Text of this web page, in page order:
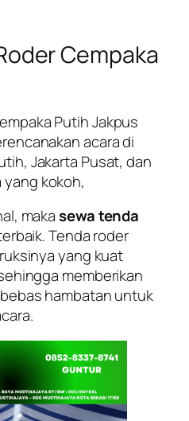
Cempaka
Putih Jakpus
acara di
Jakarta Pusat, dan
kokoh,
makasewa tenda
Tenda roder
yang kuat
memberikan
hambatan untuk